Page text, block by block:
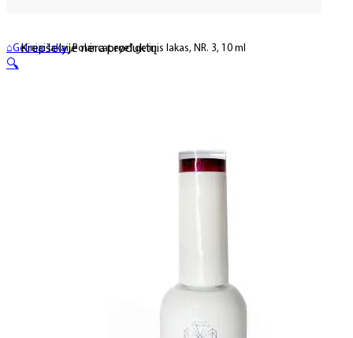
Krepšelyje nėra produktų.
⌂Geliniai lakai„Polar cat eye” gelinis lakas, NR. 3, 10 ml
🔍